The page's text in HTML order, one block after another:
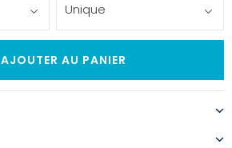
Unique
AJOUTER AU PANIER